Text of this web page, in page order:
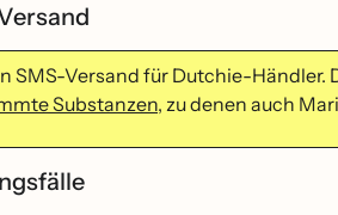
SMS-Versand für Dutchie-
Substanzen, zu denen auch